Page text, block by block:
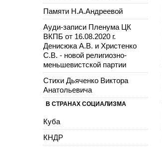
Памяти Н.А.Андреевой
Ауди-записи Пленума ЦК
ВКПБ от 16.08.2020 г.
Денисюка А.В. и Христенко
С.В. - новой религиозно-
меньшевистской партии
Стихи Дьяченко Виктора
Анатольевича
В СТРАНАХ СОЦИАЛИЗМА
Куба
КНДР